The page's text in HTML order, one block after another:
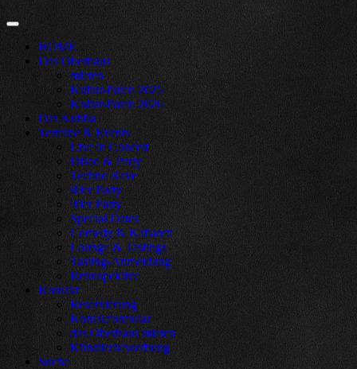
HOME
Das Oberhaus
mieten
Kultur-Paten 2025
Kultur-Paten 2026
Das Kubba
Termine & Events
Live in Concert
Disco & Party
Techno Rave
80er Party
90er Party
Special Dates
Comedy & Kabarett
Lounge & Tastings
Tasting-Anmeldung
Retrospektive
Kontakt
Reservierung
Kontakformular
das Oberhaus mieten
Künstlerbewerbung
Suche